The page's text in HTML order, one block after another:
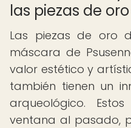
las piezas de oro
Las piezas de oro
máscara de
valor estético y
también tienen un
arqueológico.
ventana al pasado,